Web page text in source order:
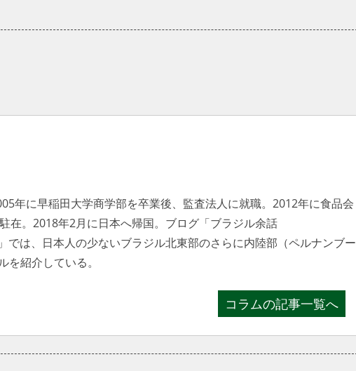
年に早稲田大学商学部を卒業後、監査法人に就職。2012年に食品会
在。2018年2月に日本へ帰国。ブログ「ブラジル余話
は、日本人の少ないブラジル北東部のさらに内陸部（ペルナンブー
紹介している。
コラムの記事一覧へ